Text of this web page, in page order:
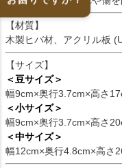
【材質】
木製ヒバ材、アクリル板
【サイズ】
＜豆サイズ＞
幅9cm×奥行3.7cm×高さ
＜小サイズ＞
幅9cm×奥行3.7cm×高さ
＜中サイズ＞
幅12cm×奥行4.8cm×高さ